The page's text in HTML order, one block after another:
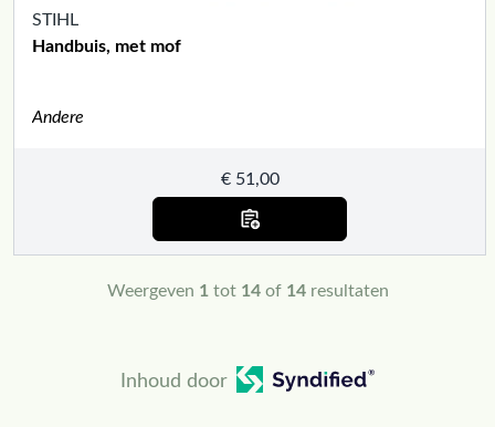
STIHL
Handbuis, met mof
Andere
€51,00
Weergeven 1tot 14of 14resultaten
Inhoud door